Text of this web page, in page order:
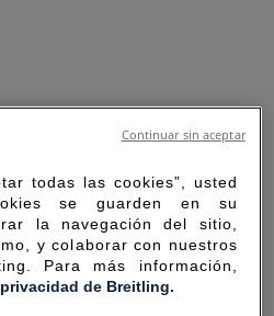
todas las cookies”, usted
se guarden en su
la navegación del sitio,
y colaborar con nuestros
Para más información,
de Breitling.
Continuar sin aceptar